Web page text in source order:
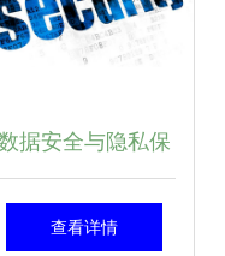
据安全与隐私保
护的九大解决之道
查看详情